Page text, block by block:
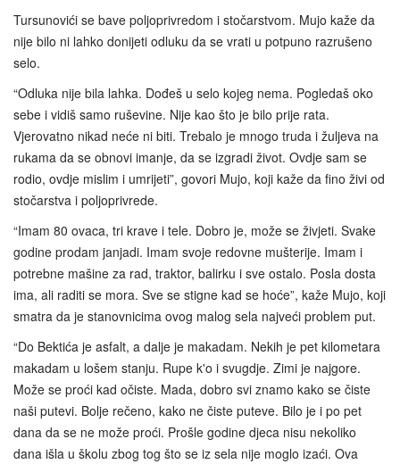
Tursunovići se bave poljoprivredom i stočarstvom. Mujo kaže da
nije bilo ni lahko donijeti odluku da se vrati u potpuno razrušeno
selo.
“Odluka nije bila lahka. Dođeš u selo kojeg nema. Pogledaš oko
sebe i vidiš samo ruševine. Nije kao što je bilo prije rata.
Vjerovatno nikad neće ni biti. Trebalo je mnogo truda i žuljeva na
rukama da se obnovi imanje, da se izgradi život. Ovdje sam se
rodio, ovdje mislim i umrijeti”, govori Mujo, koji kaže da fino živi od
stočarstva i poljoprivrede.
“Imam 80 ovaca, tri krave i tele. Dobro je, može se živjeti. Svake
godine prodam janjadi. Imam svoje redovne mušterije. Imam i
potrebne mašine za rad, traktor, balirku i sve ostalo. Posla dosta
ima, ali raditi se mora. Sve se stigne kad se hoće”, kaže Mujo, koji
smatra da je stanovnicima ovog malog sela najveći problem put.
“Do Bektića je asfalt, a dalje je makadam. Nekih je pet kilometara
makadam u lošem stanju. Rupe k'o i svugdje. Zimi je najgore.
Može se proći kad očiste. Mada, dobro svi znamo kako se čiste
naši putevi. Bolje rečeno, kako ne čiste puteve. Bilo je i po pet
dana da se ne može proći. Prošle godine djeca nisu nekoliko
dana išla u školu zbog tog što se iz sela nije moglo izaći. Ova